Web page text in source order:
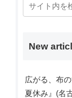
New
広がる、布
夏休み』(名